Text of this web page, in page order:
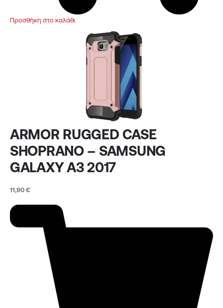
Προσθήκη στο καλάθι
ARMOR RUGGED CASE
SHOPRANO – SAMSUNG
GALAXY A3 2017
11,90 €